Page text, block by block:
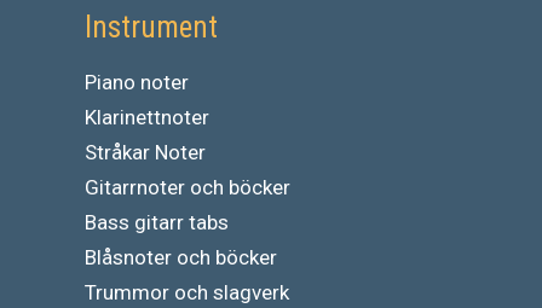
Instrument
Piano noter
Klarinettnoter
Stråkar Noter
Gitarrnoter och böcker
Bass gitarr tabs
Blåsnoter och böcker
Trummor och slagverk